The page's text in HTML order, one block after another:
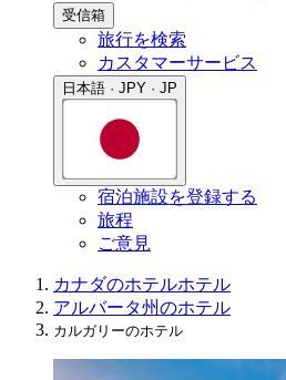
受信箱
旅行を検索
カスタマーサービス
日本語 · JPY · JP
宿泊施設を登録する
旅程
ご意見
カナダのホテルホテル
アルバータ州のホテル
カルガリーのホテル